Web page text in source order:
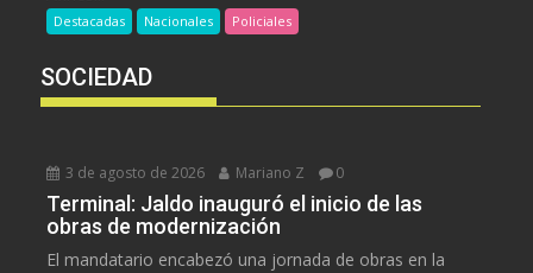
Destacadas Nacionales Policiales
SOCIEDAD
3 de agosto de 2026 Mariano Z 0
Terminal: Jaldo inauguró el inicio de las
obras de modernización
El mandatario encabezó una jornada de obras en la